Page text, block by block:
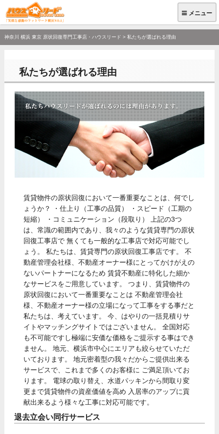
神奈川 横浜 東京 原状回復専門工事店・ハウスリード > 私たちが選ばれる理由
私たちが選ばれる理由
賃貸物件の原状回復において一番重要なことは、何でし
ょうか？ ・仕上り（工事の品質） ・スピード（工期の
短縮） ・コミュニケーション（段取り） 上記の3つ
は、常識の範囲内であり、我々のような賃貸専門の原状
回復工事店で 無くても一般的な工事店で対応可能でし
ょう。 私たちは、賃貸専門の原状回復工事店です。 不
動産管理会社様、不動産オーナー様にとってかけがえの
ないパートナーになるため 賃貸不動産に特化した細か
なサービスをご用意しています。 つまり、賃貸物件の
原状回復において一番重要なことは 不動産管理会社
様、不動産オーナー様の立場になって工事をする事だと
私たちは、考えています。 今、はやりの一括見積りサ
イトやマッチングサイトではございません。 全国対応
も不可能ですし極端に安価な価格をご提示する事はでき
ません。 地元、横浜市中心にエリアも絞らせていただ
いております。 地元密着型の我々だからご提供出来る
サービスで、これまで多くのお客様に ご満足頂いてお
ります。 電球の取り替え、水道パッキンから間取り変
更まで賃貸物件の資産価値を高め 入居率のアップに貢
献出来るよう様々な工事に対応可能です。
退去立会い同行サービス
メニュー